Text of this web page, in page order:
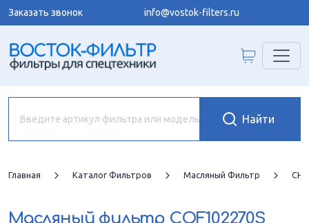
Заказать звонок info@vostok-filters.ru
Главная Каталог Фильтров Масляный Фильтр
Масляный фильтр COF102270S